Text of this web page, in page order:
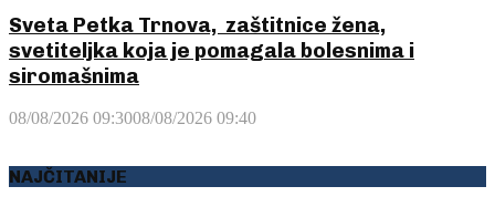
Sveta Petka Trnova, zaštitnice žena,
svetiteljka koja je pomagala bolesnima i
siromašnima
08/08/2026 09:3008/08/2026 09:40
NAJČITANIJE